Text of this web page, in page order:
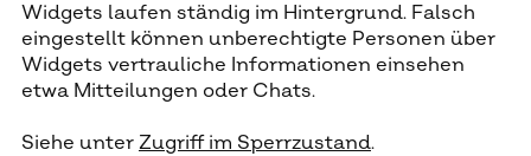
Widgets laufen ständig im Hintergrund. Falsch
eingestellt können unberechtigte Personen über
Widgets vertrauliche Informationen einsehen
etwa Mitteilungen oder Chats.
Siehe unter Zugriff im Sperrzustand.